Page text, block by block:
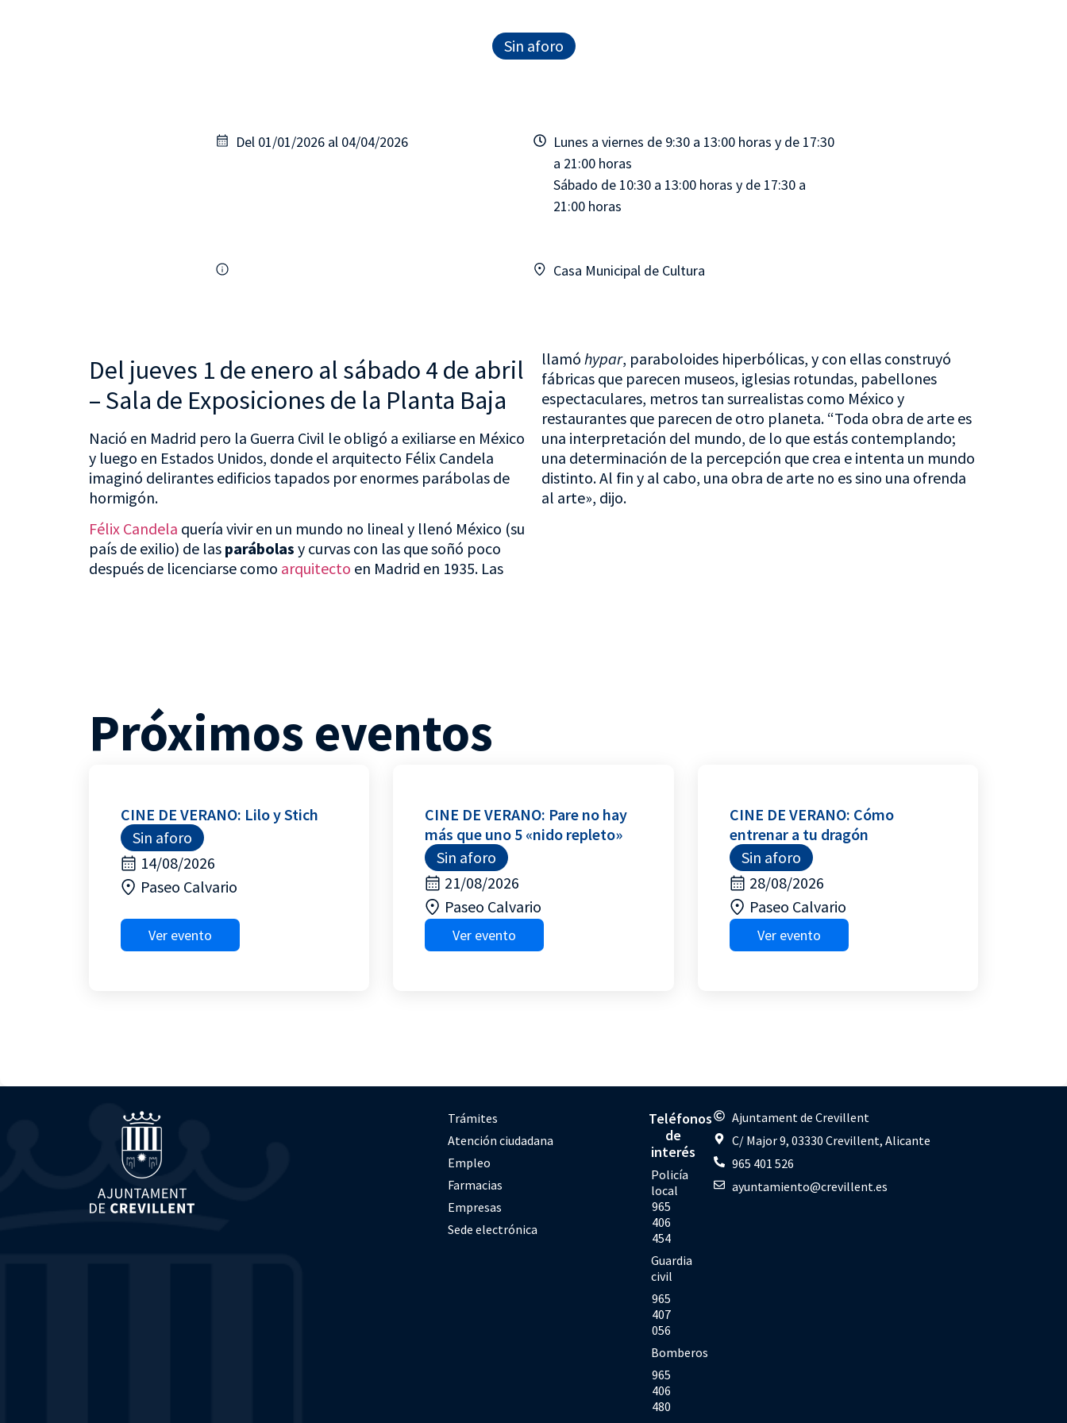
Sin aforo
Del 01/01/2026 al 04/04/2026
Lunes a viernes de 9:30 a 13:00 horas y de 17:30
a 21:00 horas
Sábado de 10:30 a 13:00 horas y de 17:30 a
21:00 horas
Casa Municipal de Cultura
Del jueves 1 de enero al sábado 4 de abril
– Sala de Exposiciones de la Planta Baja
Nació en Madrid pero la Guerra Civil le obligó a exiliarse en México
y luego en Estados Unidos, donde el arquitecto Félix Candela
imaginó delirantes edificios tapados por enormes parábolas de
hormigón.
Félix Candela quería vivir en un mundo no lineal y llenó México (su
país de exilio) de las parábolas y curvas con las que soñó poco
después de licenciarse como arquitecto en Madrid en 1935. Las
llamó hypar, paraboloides hiperbólicas, y con ellas construyó
fábricas que parecen museos, iglesias rotundas, pabellones
espectaculares, metros tan surrealistas como México y
restaurantes que parecen de otro planeta. “Toda obra de arte es
una interpretación del mundo, de lo que estás contemplando;
una determinación de la percepción que crea e intenta un mundo
distinto. Al fin y al cabo, una obra de arte no es sino una ofrenda
al arte», dijo.
Próximos eventos
CINE DE VERANO: Lilo y Stich
Sin aforo
14/08/2026
Paseo Calvario
Ver evento
CINE DE VERANO: Pare no hay
más que uno 5 «nido repleto»
Sin aforo
21/08/2026
Paseo Calvario
Ver evento
CINE DE VERANO: Cómo
entrenar a tu dragón
Sin aforo
28/08/2026
Paseo Calvario
Ver evento
Trámites
Atención ciudadana
Empleo
Farmacias
Empresas
Sede electrónica
Teléfonos
de
interés
Policía
local
965
406
454
Guardia
civil
965
407
056
Bomberos
965
406
480
Ajuntament de Crevillent
C/ Major 9, 03330 Crevillent, Alicante
965 401 526
ayuntamiento@crevillent.es